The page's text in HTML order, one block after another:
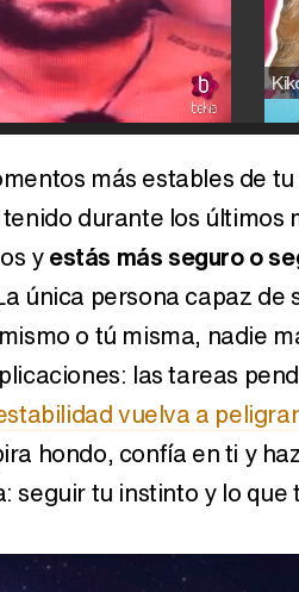
más estables de
durante los últimos
yestás más seguro o
única persona capaz de
o tú misma, nadie
las tareas
vuelva a peligrar
hondo, confía en ti y
seguir tu instinto y lo que